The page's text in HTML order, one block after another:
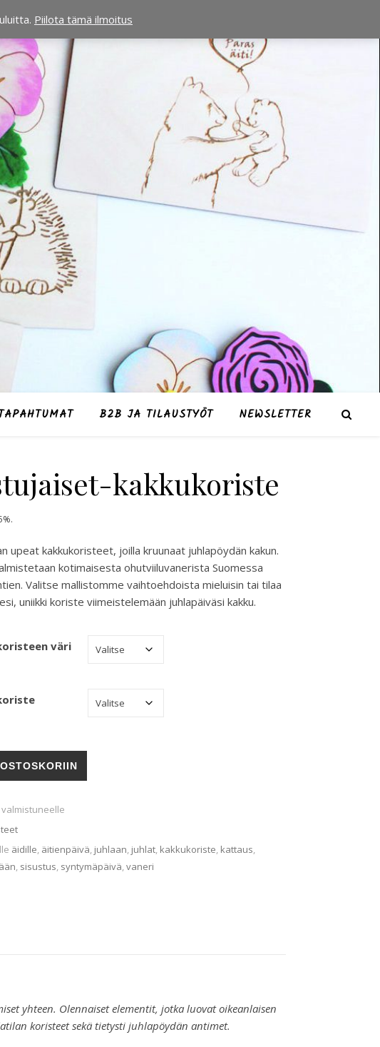
B2B JA TILAUSTYÖT NEWSLETTER
kakkukoriste
upeat kakkukoristeet, joilla kruunaat juhlapöydän kakun.
kotimaisesta ohutviiluvanerista Suomessa
Valitse mallistomme vaihtoehdoista mieluisin tai tilaa
uniikki koriste viimeistelemään juhlapäiväsi kakku.
väri
määrä
valmistuneelle
äidille, äitienpäivä, juhlaan, juhlat, kakkukoriste, kattaus,
, sisustus, syntymäpäivä,vaneri
yhteen. Olennaiset elementit, jotka luovat oikeanlaisen
koristeet sekä tietysti juhlapöydän antimet.
Piilota tämä ilmoitus